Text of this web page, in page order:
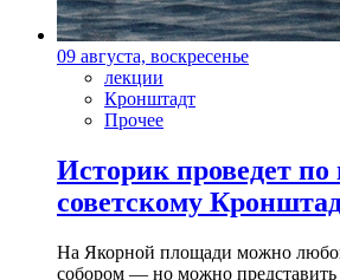
09 августа, воскресенье
лекции
Кронштадт
Прочее
Историк проведет
советскому
На Якорной площади можно
собором — но можно представить